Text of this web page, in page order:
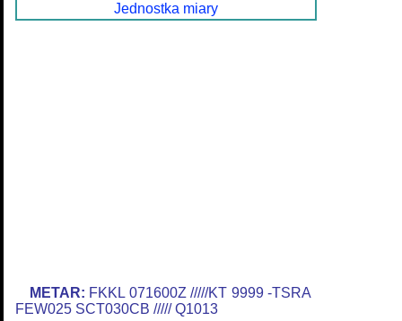
Jednostka miary
METAR: FKKL 071600Z /////KT 9999 -TSRA
FEW025 SCT030CB ///// Q1013